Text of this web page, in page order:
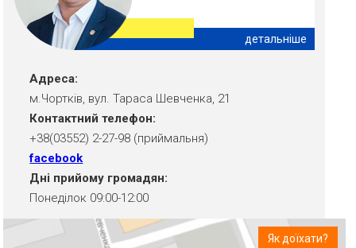
детальніше
Адреса:
м.Чортків, вул. Тараса Шевченка, 21
Контактний телефон:
+38(03552) 2-27-98 (приймальня)
facebook
Дні прийому громадян:
Понеділок 09:00-12:00
Як доїхати?